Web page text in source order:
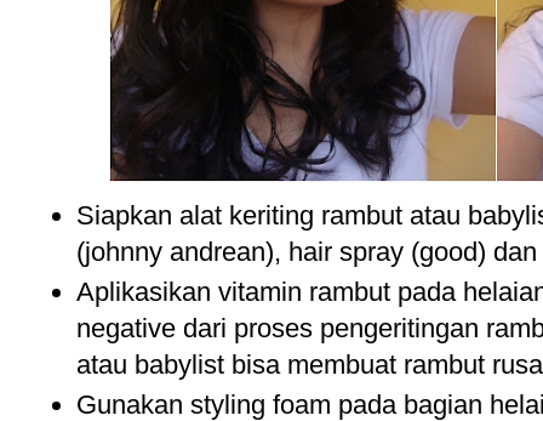
Siapkan alat keriting rambut atau
(johnny andrean), hair spray (good)
Aplikasikan vitamin rambut pada
negative dari proses pengeritingan
atau babylist bisa membuat rambut
Gunakan styling foam pada bagian